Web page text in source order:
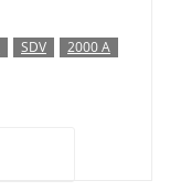
SDV
2000 А